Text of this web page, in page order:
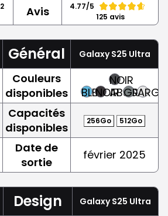
2
Avis
4.77/5
125 avis
Général Galaxy S25 Ultra
Couleurs
disponibles
BLEUNOIR
NOIR
ABSOLU
GRIS
Capacités
disponibles
256Go 512Go
Date de
sortie
février 2025
Design Galaxy S25 Ultra